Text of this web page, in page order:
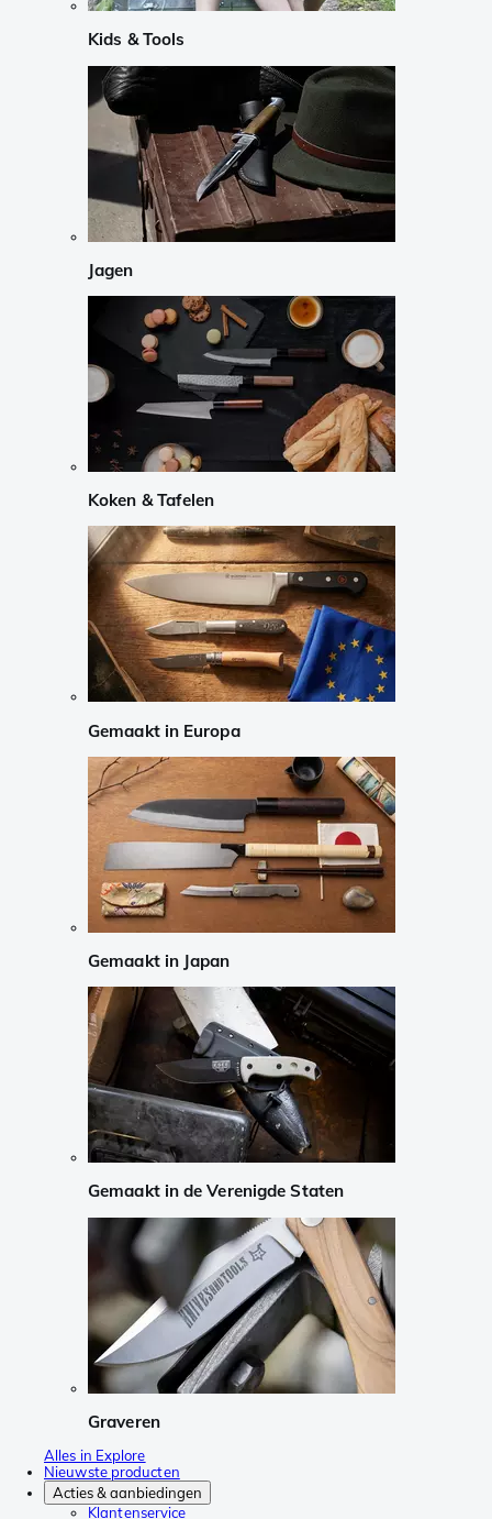
Kids & Tools
Jagen
Koken & Tafelen
Gemaakt in Europa
Gemaakt in Japan
Gemaakt in de Verenigde Staten
Graveren
Alles in Explore
Nieuwste producten
Acties & aanbiedingen
Klantenservice